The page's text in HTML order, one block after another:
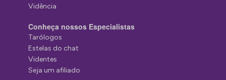
Vidência
Conheça nossos Especialistas
Tarólogos
Estelas do chat
Videntes
Seja um afiliado